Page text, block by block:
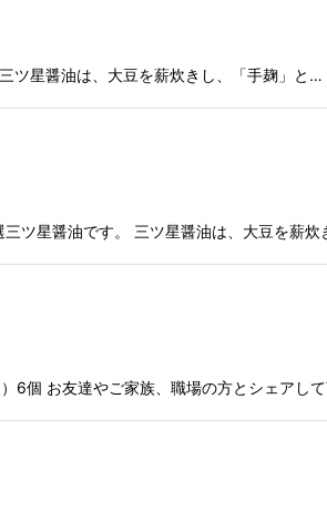
ツ星醤油は、大豆を薪炊きし、「手麹」と…
ツ星醤油です。 三ツ星醤油は、大豆を薪
個 お友達やご家族、職場の方とシェアし